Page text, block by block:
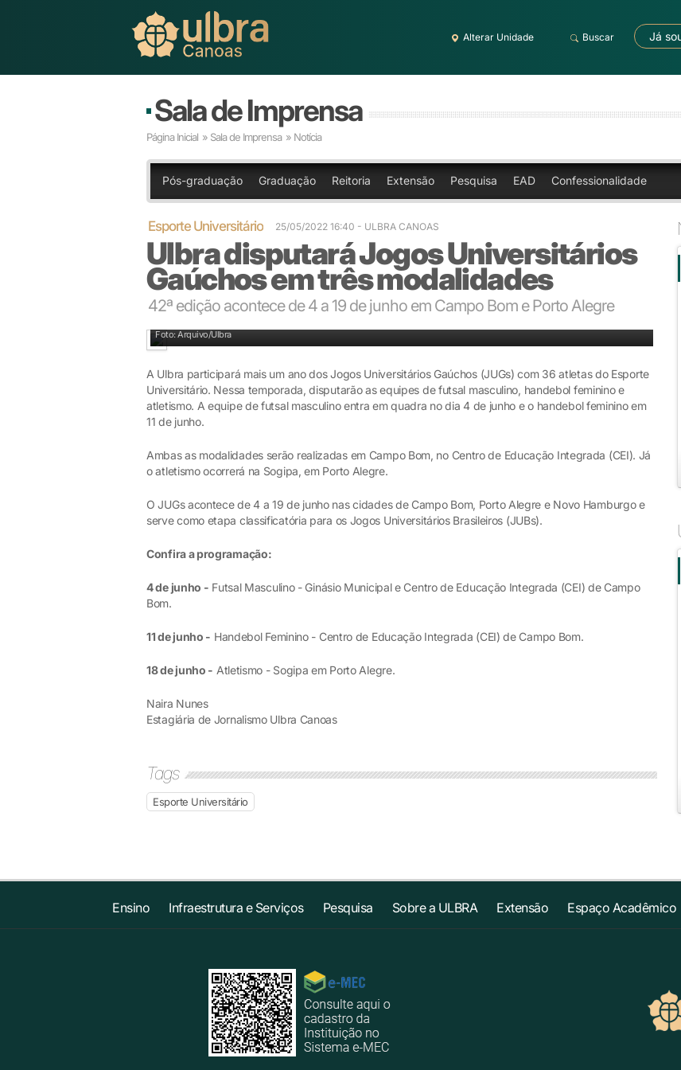
Alterar Unidade Buscar Já
Sala de Imprensa
Página Inicial » Sala de Imprensa » Notícia
Pós-graduação Graduação Reitoria Extensão Pesquisa EAD Confessionalidade
Esporte Universitário 25/05/2022 16:40 - ULBRA CANOAS
Ulbra disputará Jogos Universitários
Gaúchos em três modalidades
42ª edição acontece de 4 a 19 de junho em Campo Bom e Porto Alegre
Foto: Arquivo/Ulbra
A Ulbra participará mais um ano dos Jogos Universitários Gaúchos (JUGs) com 36 atletas do Esporte
Universitário. Nessa temporada, disputarão as equipes de futsal masculino, handebol feminino e
atletismo. A equipe de futsal masculino entra em quadra no dia 4 de junho e o handebol feminino em
11 de junho.
Ambas as modalidades serão realizadas em Campo Bom, no Centro de Educação Integrada (CEI). Já
o atletismo ocorrerá na Sogipa, em Porto Alegre.
O JUGs acontece de 4 a 19 de junho nas cidades de Campo Bom, Porto Alegre e Novo Hamburgo e
serve como etapa classificatória para os Jogos Universitários Brasileiros (JUBs).
Confira a programação:
4 de junho - Futsal Masculino - Ginásio Municipal e Centro de Educação Integrada (CEI) de Campo
Bom.
11 de junho - Handebol Feminino - Centro de Educação Integrada (CEI) de Campo Bom.
18 de junho - Atletismo - Sogipa em Porto Alegre.
Naira Nunes
Estagiária de Jornalismo Ulbra Canoas
Tags
Esporte Universitário
Ensino Infraestrutura e Serviços Pesquisa Sobre a ULBRA Extensão Espaço Acadêmico